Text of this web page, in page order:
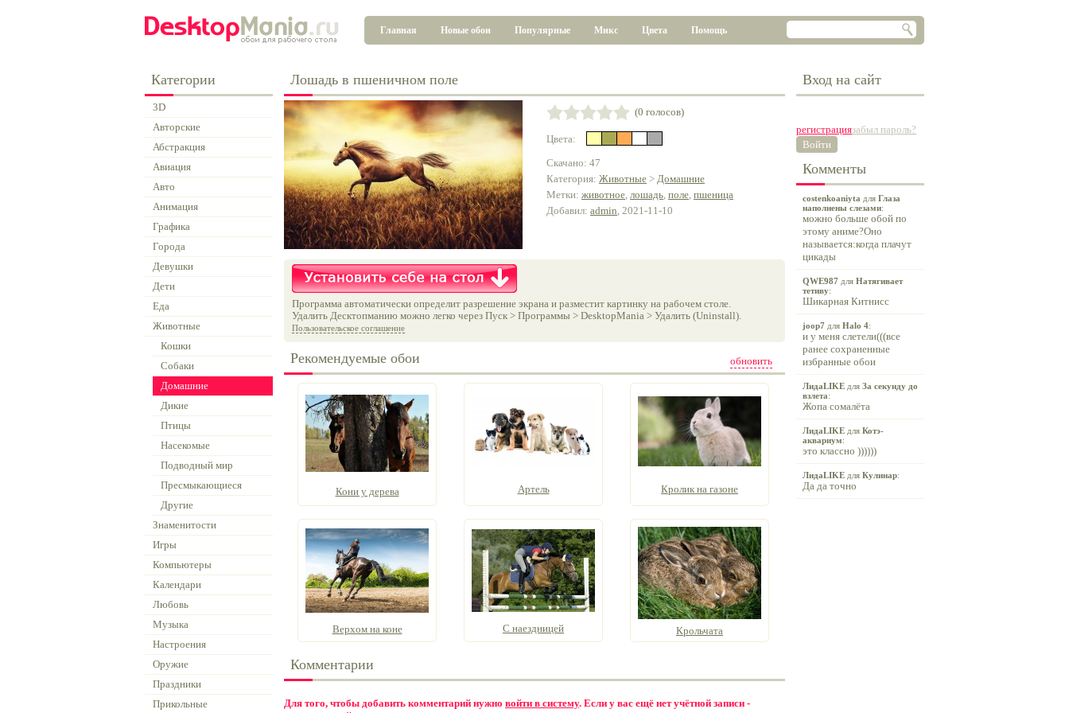
Главная Новые обои Популярные Микс Цвета Помощь
Категории
3D
Авторские
Абстракция
Авиация
Авто
Анимация
Графика
Города
Девушки
Дети
Еда
Животные
Кошки
Собаки
Домашние
Дикие
Птицы
Насекомые
Подводный мир
Пресмыкающиеся
Другие
Знаменитости
Игры
Компьютеры
Календари
Любовь
Музыка
Настроения
Оружие
Праздники
Прикольные
Лошадь в пшеничном поле
(0 голосов)
Цвета:
Скачано: 47
Категория: Животные > Домашние
Метки: животное, лошадь, поле, пшеница
Добавил: admin, 2021-11-10
Программа автоматически определит разрешение экрана и разместит картинку на рабочем столе.
Удалить Десктопманию можно легко через Пуск > Программы > DesktopMania > Удалить (Uninstall).
Пользовательское соглашение
обновить
Рекомендуемые обои
Кони у дерева Артель Кролик на газоне
Верхом на коне С наездницей Крольчата
Комментарии
Для того, чтобы добавить комментарий нужно войти в систему. Если у вас ещё нет учётной записи -
Вход на сайт
регистрациязабыл пароль?
Войти
Комменты
costenkoaniyta для Глаза
наполнены слезами:
можно больше обой по
этому аниме?Оно
называется:когда плачут
цикады
QWE987 для Натягивает
тетиву:
Шикарная Китнисс
joop7 для Halo 4:
и у меня слетели(((все
ранее сохраненные
избранные обои
ЛидаLIKE для За секунду до
взлета:
Жопа сомалёта
ЛидаLIKE для Котэ-
аквариум:
это классно ))))))
ЛидаLIKE для Кулинар:
Да да точно